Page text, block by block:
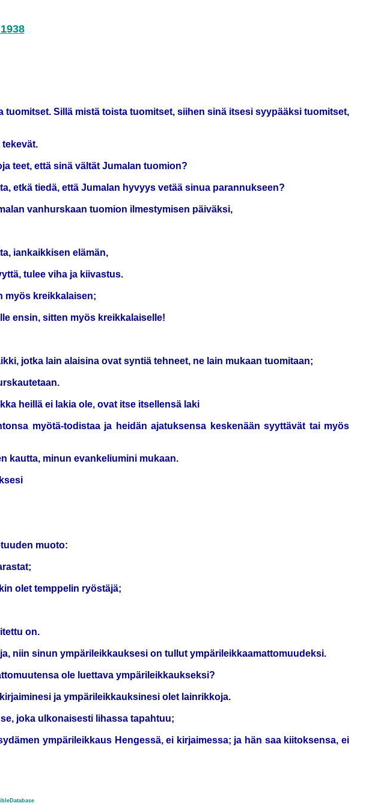
Sillä mistä toista tuomitset, siihen sinä itsesi syypääksi tuomitset,
teet, että sinä vältät Jumalan tuomion?
etkä tiedä, että Jumalan hyvyys vetää sinua parannukseen?
vanhurskaan tuomion ilmestymisen päiväksi,
iankaikkisen elämän,
tulee viha ja kiivastus.
myös kreikkalaisen;
ensin, sitten myös kreikkalaiselle!
jotka lain alaisina ovat syntiä tehneet, ne lain mukaan tuomitaan;
heillä ei lakia ole, ovat itse itsellensä laki
myötä-todistaa ja heidän ajatuksensa keskenään syyttävät tai myös
kautta, minun evankeliumini mukaan.
muoto:
olet temppelin ryöstäjä;
on.
niin sinun ympärileikkauksesi on tullut ympärileikkaamattomuudeksi.
ole luettava ympärileikkaukseksi?
ja ympärileikkauksinesi olet lainrikkoja.
joka ulkonaisesti lihassa tapahtuu;
ympärileikkaus Hengessä, ei kirjaimessa; ja hän saa kiitoksensa, ei